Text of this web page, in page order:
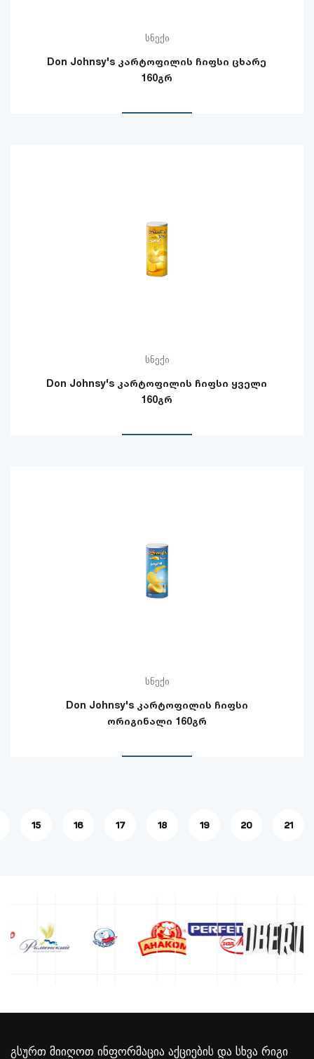
სნექი
Don Johnsy's კარტოფილის ჩიფსი ცხარე
160გრ
სნექი
Don Johnsy's კარტოფილის ჩიფსი ყველი
160გრ
სნექი
Don Johnsy's კარტოფილის ჩიფსი
ორიგინალი 160გრ
15 16 17 18 19 20 21
გსურთ მიიღოთ ინფორმაცია აქციების და სხვა რიგი